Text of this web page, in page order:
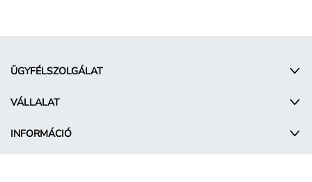
ÜGYFÉLSZOLGÁLAT
VÁLLALAT
INFORMÁCIÓ